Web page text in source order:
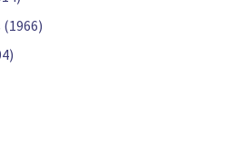
(1966)